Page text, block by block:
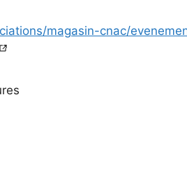
magasin-cnac/